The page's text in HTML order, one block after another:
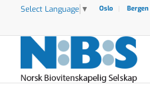
Select Language ▼ Oslo Bergen